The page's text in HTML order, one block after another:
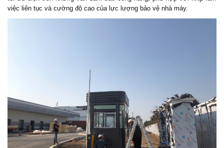
việc liên tục và cường độ cao của lực lượng bảo vệ nhà máy.